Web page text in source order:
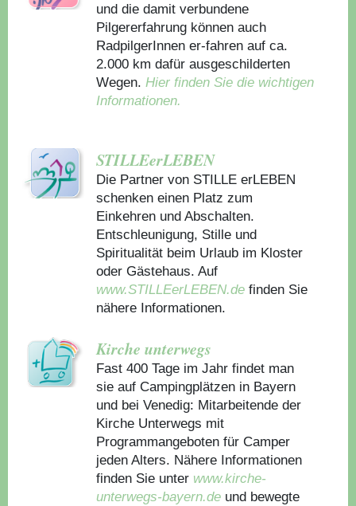
und die damit verbundene
Pilgererfahrung können auch
RadpilgerInnen er-fahren auf ca.
2.000 km dafür ausgeschilderten
Wegen.Hier finden Sie die wichtigen
Informationen.
STILLEerLEBEN
Die Partner von STILLE erLEBEN
schenken einen Platz zum
Einkehren und Abschalten.
Entschleunigung, Stille und
Spiritualität beim Urlaub im Kloster
oder Gästehaus. Auf
www.STILLEerLEBEN.de finden Sie
nähere Informationen.
Kirche unterwegs
Fast 400 Tage im Jahr findet man
sie auf Campingplätzen in Bayern
und bei Venedig: Mitarbeitende der
Kirche Unterwegs mit
Programmangeboten für Camper
jeden Alters. Nähere Informationen
finden Sie unter www.kirche-
unterwegs-bayern.de und bewegte